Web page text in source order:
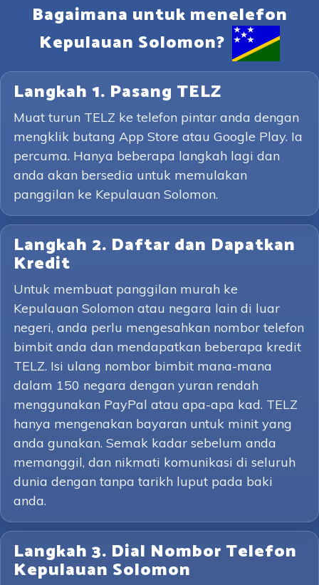
Bagaimana untuk menelefon
Kepulauan Solomon?
Langkah 1. Pasang TELZ
Muat turun TELZ ke telefon pintar anda dengan
mengklik butang App Store atau Google Play. Ia
percuma. Hanya beberapa langkah lagi dan
anda akan bersedia untuk memulakan
panggilan ke Kepulauan Solomon.
Langkah 2. Daftar dan Dapatkan
Kredit
Untuk membuat panggilan murah ke
Kepulauan Solomon atau negara lain di luar
negeri, anda perlu mengesahkan nombor telefon
bimbit anda dan mendapatkan beberapa kredit
TELZ. Isi ulang nombor bimbit mana-mana
dalam 150 negara dengan yuran rendah
menggunakan PayPal atau apa-apa kad. TELZ
hanya mengenakan bayaran untuk minit yang
anda gunakan. Semak kadar sebelum anda
memanggil, dan nikmati komunikasi di seluruh
dunia dengan tanpa tarikh luput pada baki
anda.
Langkah 3. Dial Nombor Telefon
Kepulauan Solomon